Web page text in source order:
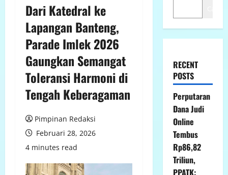
Dari Katedral ke
Lapangan Banteng,
Parade Imlek 2026
Gaungkan Semangat
Toleransi Harmoni di
Tengah Keberagaman
Pimpinan Redaksi
Februari 28, 2026
4 minutes read
RECENT
POSTS
Perputaran
Dana Judi
Online
Tembus
Rp86,82
Triliun,
PPATK: